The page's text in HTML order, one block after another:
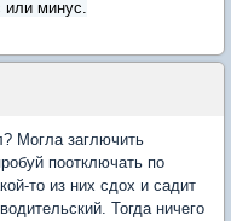
или минус.
Могла заглючить
поотключать по
то из них сдох и садит
Тогда ничего